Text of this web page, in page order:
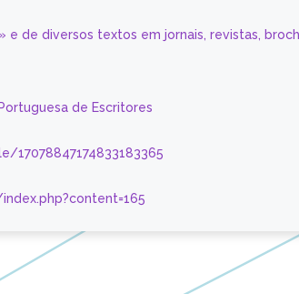
e de diversos textos em jornais, revistas,
de Escritores